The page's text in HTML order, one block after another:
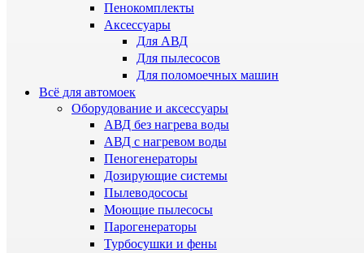
Пенокомплекты
Аксессуары
Для АВД
Для пылесосов
Для поломоечных машин
Всё для автомоек
Оборудование и аксессуары
АВД без нагрева воды
АВД с нагревом воды
Пеногенераторы
Дозирующие системы
Пылеводососы
Моющие пылесосы
Парогенераторы
Турбосушки и фены